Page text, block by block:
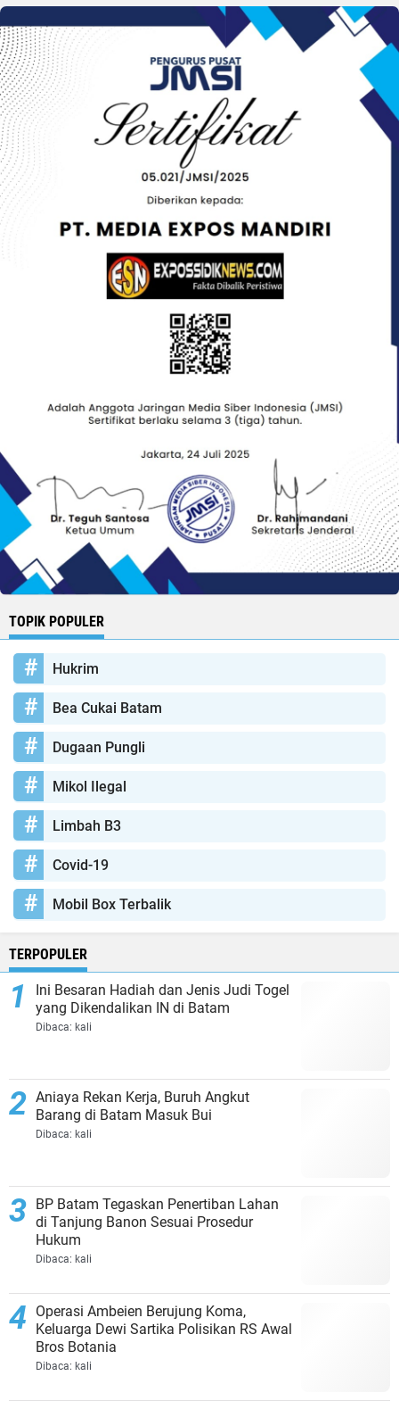
TOPIK POPULER
Hukrim
Bea Cukai Batam
Dugaan Pungli
Mikol Ilegal
Limbah B3
Covid-19
Mobil Box Terbalik
TERPOPULER
Ini Besaran Hadiah dan Jenis Judi Togel
yang Dikendalikan IN di Batam
Dibaca: kali
Aniaya Rekan Kerja, Buruh Angkut
Barang di Batam Masuk Bui
Dibaca: kali
BP Batam Tegaskan Penertiban Lahan
di Tanjung Banon Sesuai Prosedur
Hukum
Dibaca: kali
Operasi Ambeien Berujung Koma,
Keluarga Dewi Sartika Polisikan RS Awal
Bros Botania
Dibaca: kali